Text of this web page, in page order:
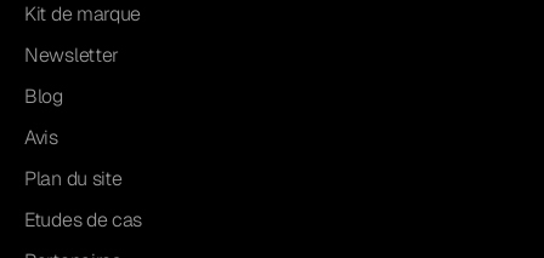
Kit de marque
Newsletter
Blog
Avis
Plan du site
Etudes de cas